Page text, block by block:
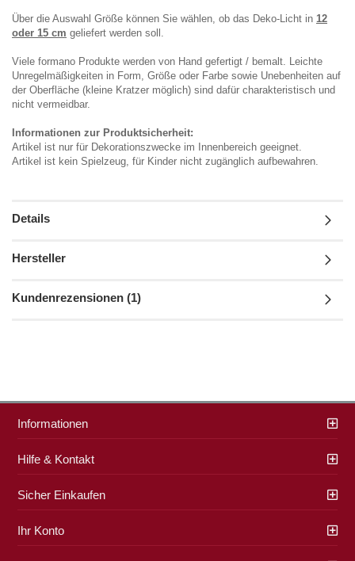
Über die Auswahl Größe können Sie wählen, ob das Deko-Licht in 12
oder 15 cm geliefert werden soll.
Viele formano Produkte werden von Hand gefertigt / bemalt. Leichte
Unregelmäßigkeiten in Form, Größe oder Farbe sowie Unebenheiten auf
der Oberfläche (kleine Kratzer möglich) sind dafür charakteristisch und
nicht vermeidbar.
Informationen zur Produktsicherheit:
Artikel ist nur für Dekorationszwecke im Innenbereich geeignet.
Artikel ist kein Spielzeug, für Kinder nicht zugänglich aufbewahren.
Details
Hersteller
Kundenrezensionen (1)
Informationen
Hilfe & Kontakt
Sicher Einkaufen
Ihr Konto